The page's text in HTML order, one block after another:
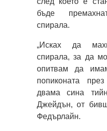
бъде
спирала.
„Исках да
спирала, за да
опитвам да
попиконата
двама сина
Джейдън, от
Федърлайн.